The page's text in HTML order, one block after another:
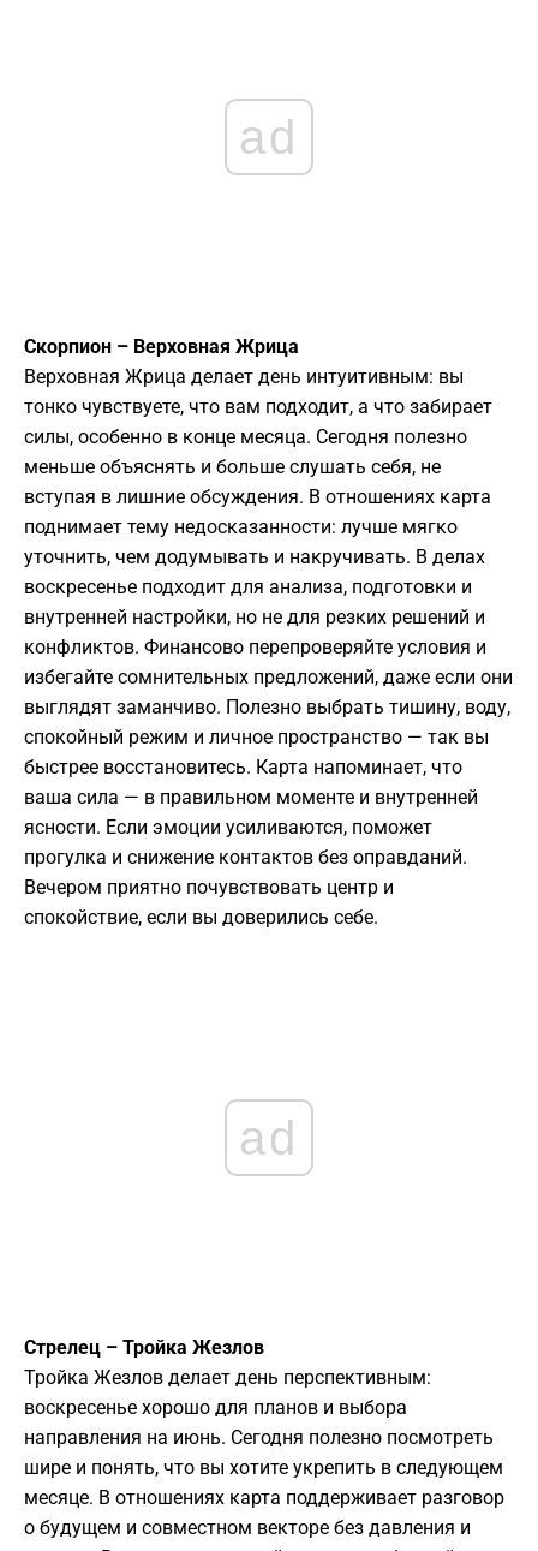
ad
Скорпион – Верховная Жрица
Верховная Жрица делает день интуитивным: вы
тонко чувствуете, что вам подходит, а что забирает
силы, особенно в конце месяца. Сегодня полезно
меньше объяснять и больше слушать себя, не
вступая в лишние обсуждения. В отношениях карта
поднимает тему недосказанности: лучше мягко
уточнить, чем додумывать и накручивать. В делах
воскресенье подходит для анализа, подготовки и
внутренней настройки, но не для резких решений и
конфликтов. Финансово перепроверяйте условия и
избегайте сомнительных предложений, даже если они
выглядят заманчиво. Полезно выбрать тишину, воду,
спокойный режим и личное пространство — так вы
быстрее восстановитесь. Карта напоминает, что
ваша сила — в правильном моменте и внутренней
ясности. Если эмоции усиливаются, поможет
прогулка и снижение контактов без оправданий.
Вечером приятно почувствовать центр и
спокойствие, если вы доверились себе.
ad
Стрелец – Тройка Жезлов
Тройка Жезлов делает день перспективным:
воскресенье хорошо для планов и выбора
направления на июнь. Сегодня полезно посмотреть
шире и понять, что вы хотите укрепить в следующем
месяце. В отношениях карта поддерживает разговор
о будущем и совместном векторе без давления и